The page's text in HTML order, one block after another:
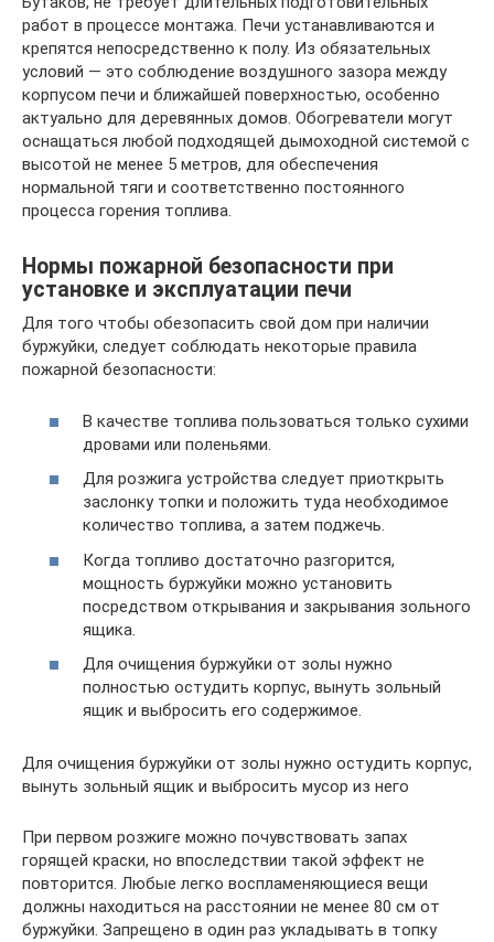
работ в процессе монтажа. Печи устанавливаются и
крепятся непосредственно к полу. Из обязательных
условий — это соблюдение воздушного зазора между
корпусом печи и ближайшей поверхностью, особенно
актуально для деревянных домов. Обогреватели могут
оснащаться любой подходящей дымоходной системой с
высотой не менее 5 метров, для обеспечения
нормальной тяги и соответственно постоянного
процесса горения топлива.
Нормы пожарной безопасности при
установке и эксплуатации печи
Для того чтобы обезопасить свой дом при наличии
буржуйки, следует соблюдать некоторые правила
пожарной безопасности:
В качестве топлива пользоваться только сухими
дровами или поленьями.
Для розжига устройства следует приоткрыть
заслонку топки и положить туда необходимое
количество топлива, а затем поджечь.
Когда топливо достаточно разгорится,
мощность буржуйки можно установить
посредством открывания и закрывания зольного
ящика.
Для очищения буржуйки от золы нужно
полностью остудить корпус, вынуть зольный
ящик и выбросить его содержимое.
Для очищения буржуйки от золы нужно остудить корпус,
вынуть зольный ящик и выбросить мусор из него
При первом розжиге можно почувствовать запах
горящей краски, но впоследствии такой эффект не
повторится. Любые легко воспламеняющиеся вещи
должны находиться на расстоянии не менее 80 см от
буржуйки. Запрещено в один раз укладывать в топку